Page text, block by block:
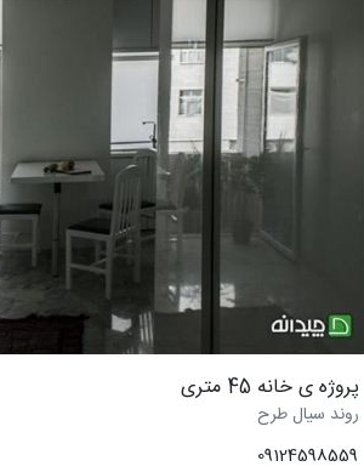
پروژه ی خانه 45 متری
روند سیال طرح
09124598559